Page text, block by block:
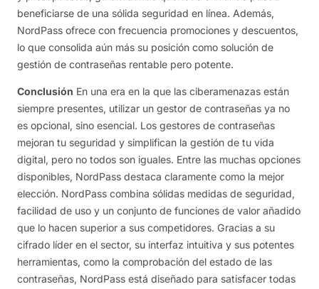
beneficiarse de una sólida seguridad en línea. Además,
NordPass ofrece con frecuencia promociones y descuentos,
lo que consolida aún más su posición como solución de
gestión de contraseñas rentable pero potente.
Conclusión En una era en la que las ciberamenazas están
siempre presentes, utilizar un gestor de contraseñas ya no
es opcional, sino esencial. Los gestores de contraseñas
mejoran tu seguridad y simplifican la gestión de tu vida
digital, pero no todos son iguales. Entre las muchas opciones
disponibles, NordPass destaca claramente como la mejor
elección. NordPass combina sólidas medidas de seguridad,
facilidad de uso y un conjunto de funciones de valor añadido
que lo hacen superior a sus competidores. Gracias a su
cifrado líder en el sector, su interfaz intuitiva y sus potentes
herramientas, como la comprobación del estado de las
contraseñas, NordPass está diseñado para satisfacer todas